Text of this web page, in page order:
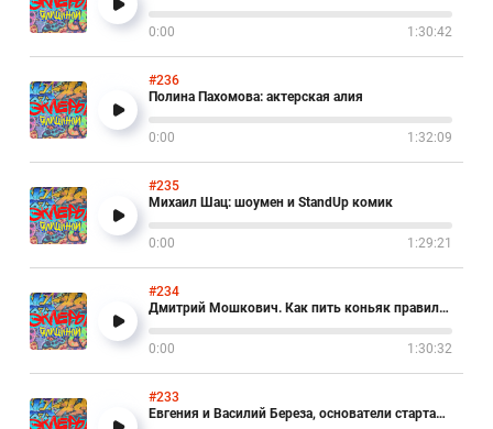
0:00 1:30:42
#236
Полина Пахомова: актерская алия
0:00 1:32:09
#235
Михаил Шац: шоумен и StandUp комик
0:00 1:29:21
#234
Дмитрий Мошкович. Как пить коньяк правильно
0:00 1:30:32
#233
Евгения и Василий Береза, основатели стартапа ArtCracker